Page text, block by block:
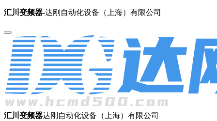
汇川变频器-达刚自动化设备（上海）有限公司
汇川变频器达刚自动化设备（上海）有限公司